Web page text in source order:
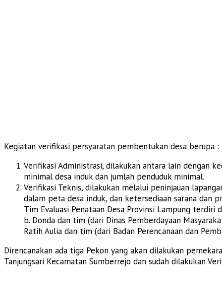
Kegiatan verifikasi persyaratan pembentukan desa berupa :
Verifikasi Administrasi, dilakukan antara lain dengan
minimal desa induk dan jumlah penduduk minimal.
Verifikasi Teknis, dilakukan melalui peninjauan
dalam peta desa induk, dan ketersediaan sarana dan
Tim Evaluasi Penataan Desa Provinsi Lampung terdiri
b. Donda dan tim (dari Dinas Pemberdayaan
Ratih Aulia dan tim (dari Badan Perencanaan dan
Direncanakan ada tiga Pekon yang akan dilakukan
Tanjungsari Kecamatan Sumberrejo dan sudah dilakukan